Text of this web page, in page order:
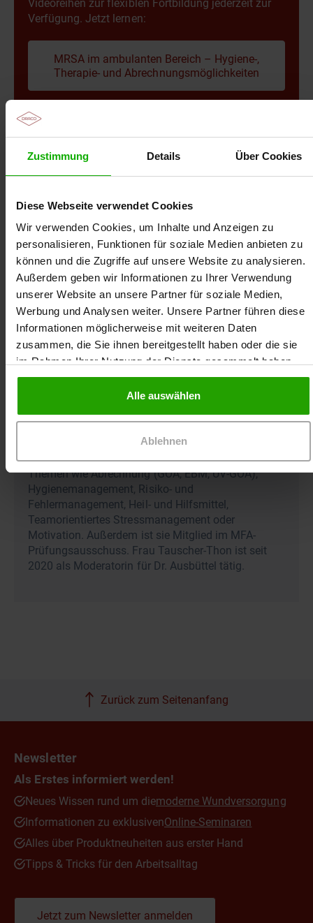
Zustimmung Details Über Cookies
Diese Webseite verwendet Cookies
Wir verwenden Cookies, um Inhalte und Anzeigen zu
personalisieren, Funktionen für soziale Medien anbieten zu
können und die Zugriffe auf unsere Website zu analysieren.
Außerdem geben wir Informationen zu Ihrer Verwendung
unserer Website an unsere Partner für soziale Medien,
Werbung und Analysen weiter. Unsere Partner führen diese
Informationen möglicherweise mit weiteren Daten
zusammen, die Sie ihnen bereitgestellt haben oder die sie
im Rahmen Ihrer Nutzung der Dienste gesammelt haben.
Alle auswählen
Ablehnen
Schnell zum passenden DRACO-Produkt: Einfach PZN
oder Produktname eingeben und in Sekunden die
passende Alternative finden –Preisvergleich
Wundauflagen
Zertifikat
Die Ausstellung eines Zertifikates setzt die
vollständige Teilnahme an dem Online-Seminar
voraus. Das Zertifikat kann nur für den registrierten
Teilnehmer ausgestellt werden.
Videoreihen zur flexiblen Fortbildung jederzeit zur
Verfügung. Jetzt lernen:
MRSA im ambulanten Bereich – Hygiene-,
Therapie- und Abrechnungsmöglichkeiten
Susanne Tauscher-Thon ist examinierte
VERAH, NäPa und Wundexperte (ICW). Als
Referentin informiert sie seit 2016 regelmäßig zu
Themen wie Abrechnung (GOÄ, EBM, UV-GOÄ),
Hygienemanagement, Risiko- und
Fehlermanagement, Heil- und Hilfsmittel,
Teamorientiertes Stressmanagement oder
Motivation. Außerdem ist sie Mitglied im MFA-
Prüfungsausschuss. Frau Tauscher-Thon ist seit
2020 als Moderatorin für Dr. Ausbüttel tätig.
Zurück zum Seitenanfang
Newsletter
Als Erstes informiert werden!
Neues Wissen rund um diemoderne Wundversorgung
Informationen zu exklusivenOnline-Seminaren
Alles über Produktneuheiten aus erster Hand
Tipps & Tricks für den Arbeitsalltag
Jetzt zum Newsletter anmelden